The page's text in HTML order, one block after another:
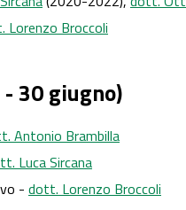
Lorenzo Broccoli
30 giugno)
Antonio Brambilla
Luca Sircana
- dott. Lorenzo Broccoli